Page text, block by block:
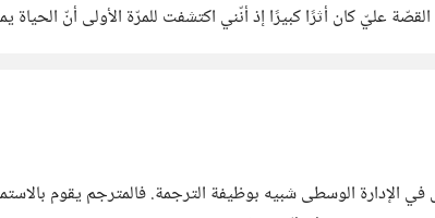
عليّ كان أثرًا كبيرًا إذ أنّني اكتشفت للمرّة الأولى أنّ
الوسطى شبيه بوظيفة الترجمة. فالمترجم يقوم